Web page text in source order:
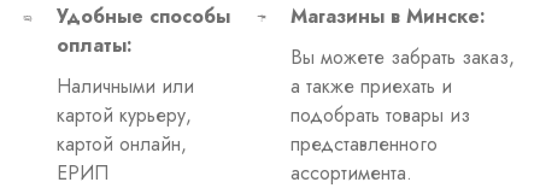
Удобные способы
оплаты:
Наличными или
картой курьеру,
картой онлайн,
ЕРИП
Магазины в Минске:
Вы можете забрать заказ,
а также приехать и
подобрать товары из
представленного
ассортимента.